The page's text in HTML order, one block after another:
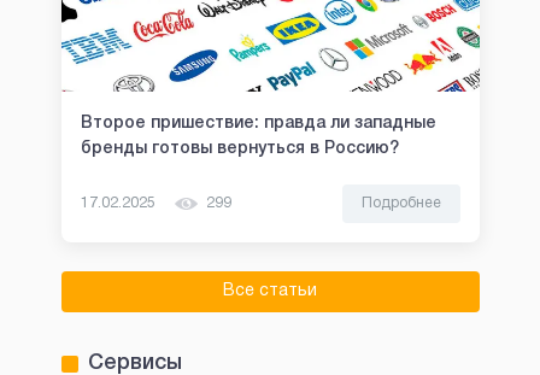
Второе пришествие: правда ли западные
бренды готовы вернуться в Россию?
17.02.2025 299 Подробнее
Все статьи
Сервисы